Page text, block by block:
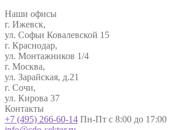
Наши офисы
г. Ижевск,
ул. Софьи Ковалевской 15
г. Краснодар,
ул. Монтажников 1/4
г. Москва,
ул. Зарайская, д.21
г. Сочи,
ул. Кирова 37
Контакты
+7 (495) 266-60-14 Пн-Пт с 8:00 до 17:00